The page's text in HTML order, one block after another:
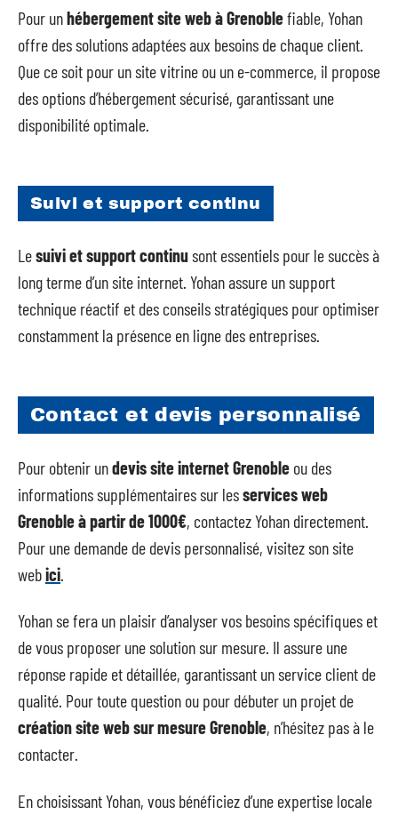
Pour unhébergement site web à Grenoblefiable, Yohan
offre des solutions adaptées aux besoins de chaque client.
Que ce soit pour un site vitrine ou un e-commerce, il propose
des options d’hébergement sécurisé, garantissant une
disponibilité optimale.
Suivi et support continu
Lesuivi et support continusont essentiels pour le succès à
long terme d’un site internet. Yohan assure un support
technique réactif et des conseils stratégiques pour optimiser
constamment la présence en ligne des entreprises.
Contact et devis personnalisé
Pour obtenir undevis site internet Grenoble ou des
informations supplémentaires sur lesservices web
Grenoble à partir de 1000€, contactez Yohan directement.
Pour une demande de devis personnalisé, visitez son site
webici
Yohan se fera un plaisir d’analyser vos besoins spécifiques et
de vous proposer une solution sur mesure. Il assure une
réponse rapide et détaillée, garantissant un service client de
qualité. Pour toute question ou pour débuter un projet de
création site web sur mesure Grenoble, n’hésitez pas à le
contacter.
En choisissant Yohan, vous bénéficiez d’une expertise locale